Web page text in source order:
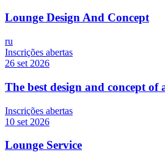
Lounge Design And Concept
ru
Inscrições abertas
26 set 2026
The best design and concept of
Inscrições abertas
10 set 2026
Lounge Service